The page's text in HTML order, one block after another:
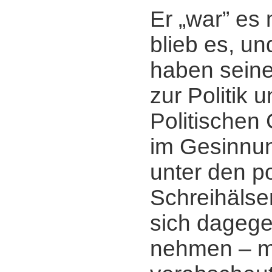
Er „war”
blieb es,
haben
zur Politik
Politischen
im
unter den
sich
nehmen ‒